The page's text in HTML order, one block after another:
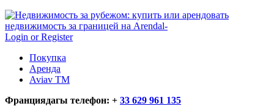
Login or Register
Покупка
Аренда
Aviav TM
Франциядагы телефон: + 33 629 961 135